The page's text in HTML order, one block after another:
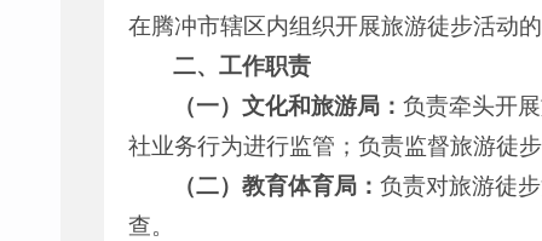
在腾冲市辖区内组织开展旅游徒步活动
二、工作职责
（一）文化和旅游局：负责牵头开
社业务行为进行监管；负责监督旅游徒
（二）教育体育局：负责对旅游徒
查。